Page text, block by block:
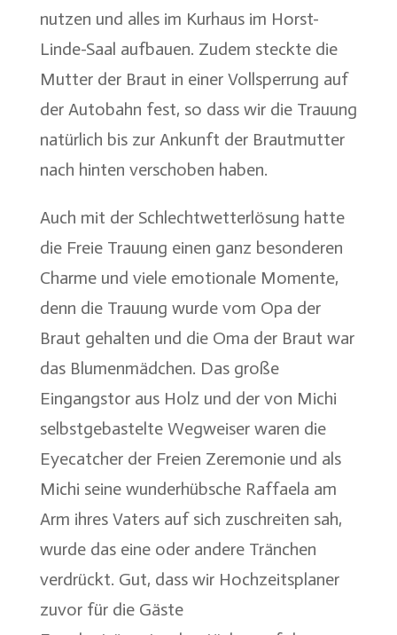
nutzen und alles im Kurhaus im Horst-
Linde-Saal aufbauen. Zudem steckte die
Mutter der Braut in einer Vollsperrung auf
der Autobahn fest, so dass wir die Trauung
natürlich bis zur Ankunft der Brautmutter
nach hinten verschoben haben.
Auch mit der Schlechtwetterlösung hatte
die Freie Trauung einen ganz besonderen
Charme und viele emotionale Momente,
denn die Trauung wurde vom Opa der
Braut gehalten und die Oma der Braut war
das Blumenmädchen. Das große
Eingangstor aus Holz und der von Michi
selbstgebastelte Wegweiser waren die
Eyecatcher der Freien Zeremonie und als
Michi seine wunderhübsche Raffaela am
Arm ihres Vaters auf sich zuschreiten sah,
wurde das eine oder andere Tränchen
verdrückt. Gut, dass wir Hochzeitsplaner
zuvor für die Gäste